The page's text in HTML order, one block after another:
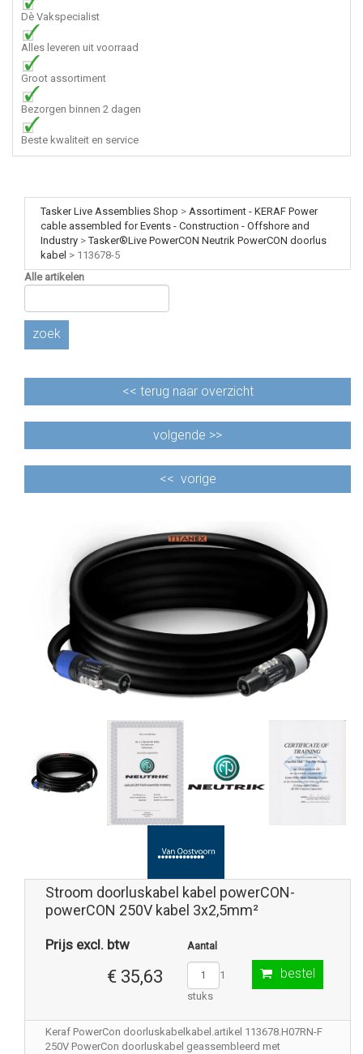
Dè Vakspecialist
Alles leveren uit voorraad
Groot assortiment
Bezorgen binnen 2 dagen
Beste kwaliteit en service
Tasker Live Assemblies Shop > Assortiment - KERAF Power
cable assembled for Events - Construction - Offshore and
Industry >Tasker®Live PowerCON Neutrik PowerCON doorlus
kabel > 113678-5
Alle artikelen
zoek
<< terug naar overzicht
volgende >>
<< vorige
Stroom doorluskabel kabel powerCON-
powerCON 250V kabel 3x2,5mm²
Prijs excl. btw
€ 35,63
Aantal
1
stuks
bestel
Keraf PowerCon doorluskabelkabel.artikel 113678.H07RN-F
250V PowerCon doorluskabel geassembleerd met